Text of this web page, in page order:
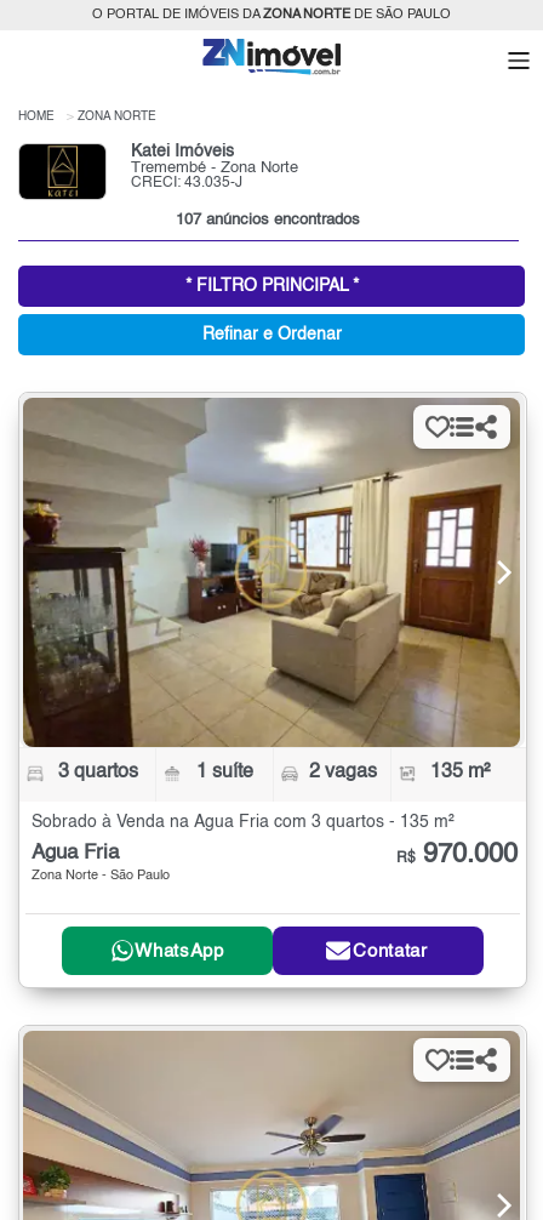
O PORTAL DE IMÓVEIS DAZONA NORTEDE SÃO PAULO
HOME ZONA NORTE
Katei Imóveis
Tremembé - Zona Norte
CRECI: 43.035-J
107 anúncios encontrados
* FILTRO PRINCIPAL *
Refinar e Ordenar
3 quartos 1 suíte 2 vagas 135 m²
Sobrado à Venda na Água Fria com 3 quartos - 135 m²
Água Fria
Zona Norte - São Paulo
R$ 970.000
WhatsApp Contatar